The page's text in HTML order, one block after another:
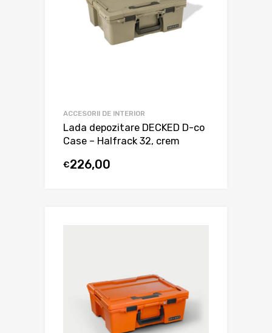
ACCESORII DE INTERIOR
Lada depozitare DECKED D-co
Case – Halfrack 32, crem
€226,00